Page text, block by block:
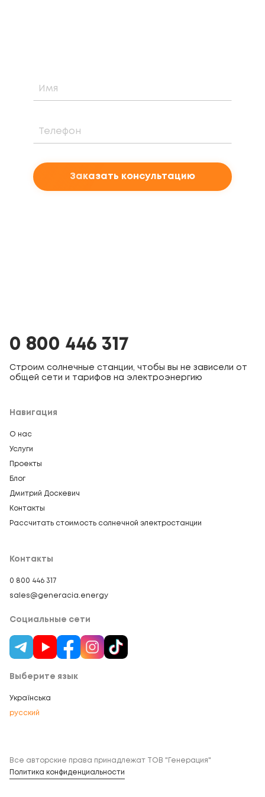
Заказать консультацию
0 800 446 317
Строим солнечные станции, чтобы вы не зависели от
общей сети и тарифов на электроэнергию
Навигация
О нас
Услуги
Проекты
Блог
Дмитрий Доскевич
Контакты
Рассчитать стоимость солнечной электростанции
Контакты
0 800 446 317
sales@generacia.energy
Социальные сети
Выберите язык
Українська
русский
Все авторские права принадлежат ТОВ "Генерация"
Политика конфиденциальности